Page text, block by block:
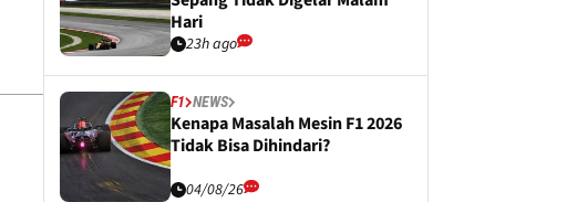
Hari
23h ago
F1 NEWS
Kenapa Masalah Mesin F1 2026
Tidak Bisa Dihindari?
04/08/26